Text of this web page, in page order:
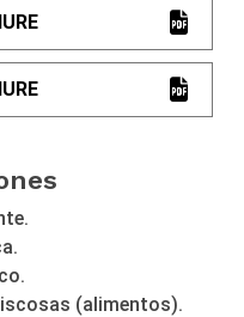
(alimentos).